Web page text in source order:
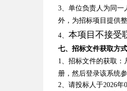
3、单位负责人为同一
外，为招标项目提供
4、 本项目不接受
七、招标文件获取方式
1、招标文件的获取：
册，然后登录该系统
2、请投标人于2026年